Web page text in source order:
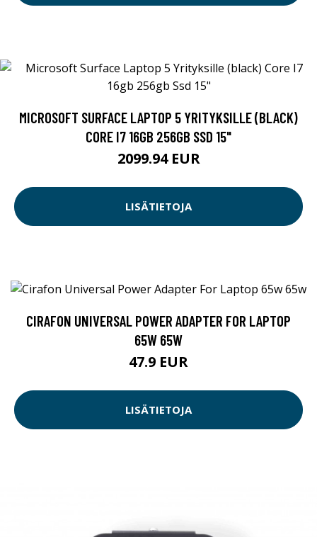
MICROSOFT SURFACE LAPTOP 5 YRITYKSILLE (BLACK)
CORE I7 16GB 256GB SSD 15"
2099.94 EUR
LISÄTIETOJA
CIRAFON UNIVERSAL POWER ADAPTER FOR LAPTOP
65W 65W
47.9 EUR
LISÄTIETOJA